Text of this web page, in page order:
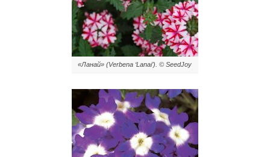
«Ланай» (Verbena ‘Lanai’). © SeedJoy